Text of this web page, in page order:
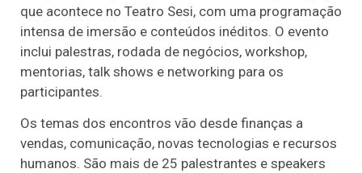
que acontece no Teatro Sesi, com uma programação
intensa de imersão e conteúdos inéditos. O evento
inclui palestras, rodada de negócios, workshop,
mentorias, talk shows e networking para os
participantes.
Os temas dos encontros vão desde finanças a
vendas, comunicação, novas tecnologias e recursos
humanos. São mais de 25 palestrantes e speakers